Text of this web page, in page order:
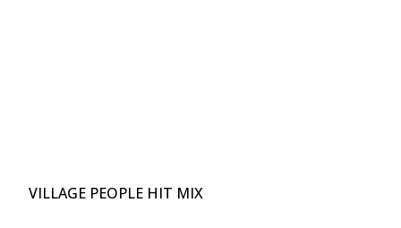
VILLAGE PEOPLE HIT MIX